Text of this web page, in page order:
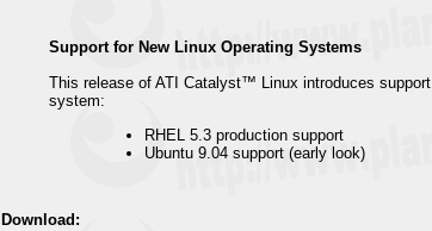
Support for New Linux Operating Systems
This release of ATI Catalyst™ Linux introduces
system:
RHEL 5.3 production support
Ubuntu 9.04 support (early look)
Download: